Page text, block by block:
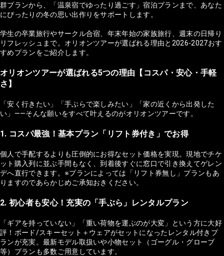
群プランから、「温泉宿でゆったり過ごす」宿泊プランまで、あなた
にぴったりの冬の思い出作りをサポートします。
学生の卒業旅行やサークル合宿、年末年始の家族旅行、週末の日帰り
リフレッシュまで。オリオンツアーが選ばれる理由と2026-2027おす
すめプランをご紹介します。
オリオンツアーが選ばれる5つの理由【コスパ・安心・手軽
さ】
「安く行きたい」「手ぶらで楽しみたい」「家の近くから出発した
い」——そんな願いをすべて叶えるのがオリオンツアーです。
1. コスパ最強！基本プラン「リフト券付き」でお得
個人で手配するよりも圧倒的にお得なセット価格を実現。現地でチケ
ット購入列に並ぶ手間もなく、到着後すぐに窓口で引き換えてゲレン
デへ直行できます。※プランによっては「リフト券無し」プランもあ
りますのであらかじめご承知おきください。
2. 初心者も安心！充実の「手ぶら」レンタルプラン
「ギアを持っていない」「重い荷物を運ぶのが大変」という方に大好
評！ボード/スキーセット＋ウェアがセットになったレンタル付きプ
ランが充実。最新モデル取扱いや小物セット（ゴーグル・グローブ
等）プランも多数ご用意しています。